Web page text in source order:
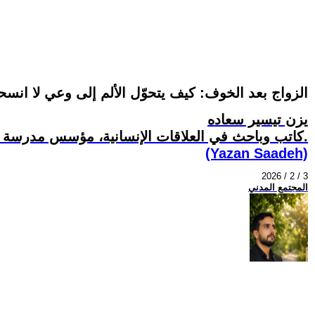
الزواج بعد الخوف: كيف يتحوّل الألم إلى وعي لا
يزن تيسير سعاده
كاتب وباحث في العلاقات الإنسانية، مؤسس مدرسة ميزان القرب.
(Yazan Saadeh)
2026 / 2 / 3
المجتمع المدني